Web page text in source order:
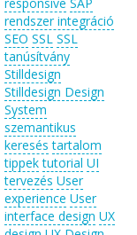
rendszer integráció
SEO SSL SSL
tanúsítvány
Stilldesign
Stilldesign Design
System
szemantikus
keresés tartalom
tippek tutorial UI
tervezés User
experience User
interface design UX